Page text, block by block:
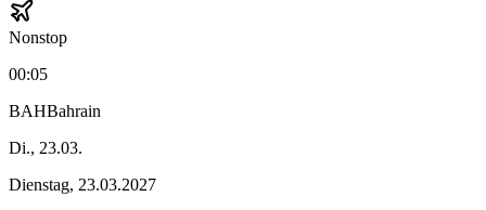
Nonstop
00:05
BAHBahrain
Di., 23.03.
Dienstag, 23.03.2027